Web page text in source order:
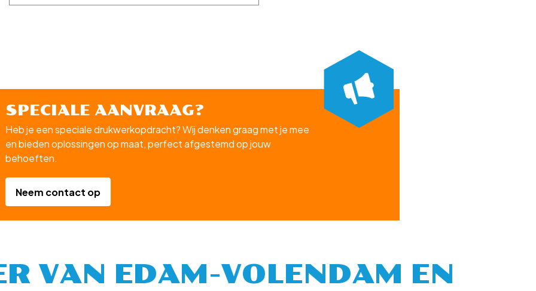
SPECIALE AANVRAAG?
Heb je een speciale drukwerkopdracht? Wij denken graag met je mee
en bieden oplossingen op maat, perfect afgestemd op jouw
behoeften.
Neem contact op
VAN EDAM-VOLENDAM EN